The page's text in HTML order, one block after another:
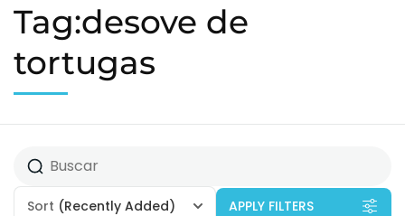
Tag:desove de
tortugas
Sort (Recently Added) APPLY FILTERS